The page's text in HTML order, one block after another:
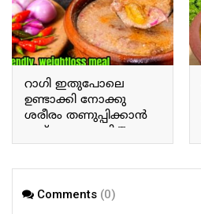
റാഗി ഇതുപോലെ
ഉണ്ടാക്കി നോക്കു
ശരീരം തണുപ്പിക്കാൻ
ഇത് മാത്രം മതി Try
making ragi this way; this
Comments (0)